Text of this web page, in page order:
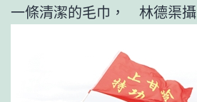
一條清潔的毛巾， 林德渠攝